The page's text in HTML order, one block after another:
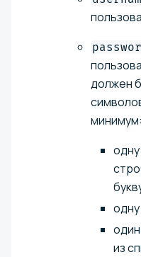
должен
минимум:
из